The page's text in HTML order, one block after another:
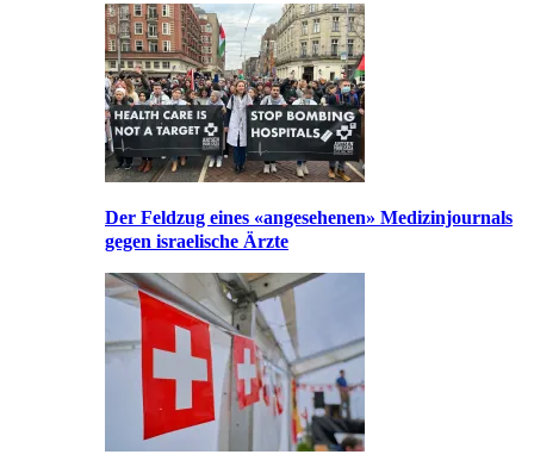
Der Feldzug eines «angesehenen» Medizinjournals
gegen israelische Ärzte